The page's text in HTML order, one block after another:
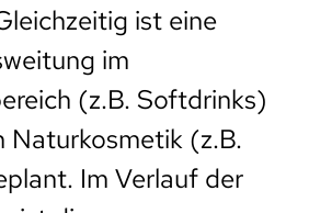
ist eine
im
(z.B. Softdrinks)
Naturkosmetik (z.B.
Im Verlauf der